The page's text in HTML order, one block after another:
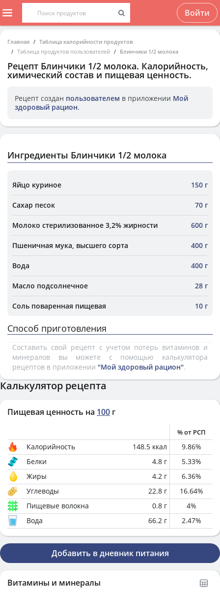
Войти
Главная
Таблица калорийности продуктов
Таблица продуктов пользователей
Блинчики 1/2 молока
Рецепт Блинчики 1/2 молока. Калорийность,
химический состав и пищевая ценность.
Рецепт создан пользователем в приложении Мой
здоровый рацион.
Ингредиенты Блинчики 1/2 молока
Яйцо куриное 150 г
Сахар песок 70 г
Молоко стерилизованное 3,2% жирности 600 г
Пшеничная мука, высшего сорта 400 г
Вода 400 г
Масло подсолнечное 28 г
Соль поваренная пищевая 10 г
Способ приготовления
Составить свой рецепт с учетом потерь витаминов и
минералов вы можете с помощью калькулятора
рецептов в приложении "Мой здоровый рацион".
Калькулятор рецепта
Пищевая ценность на 100 г
% от РСП
Калорийность 148.5 ккал 9.86%
Белки
4.8 г 5.33%
Жиры
4.2 г 6.36%
Углеводы
22.8 г 16.64%
Пищевые волокна
0.8 г 4%
Вода
66.2 г 2.47%
Добавить в дневник питания
Витамины и минералы